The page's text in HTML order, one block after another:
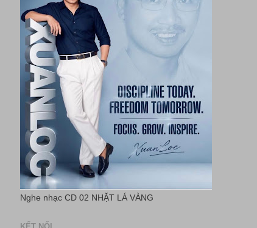
Nghe nhạc CD 02 NHẶT LÁ VÀNG
KẾT NỐI